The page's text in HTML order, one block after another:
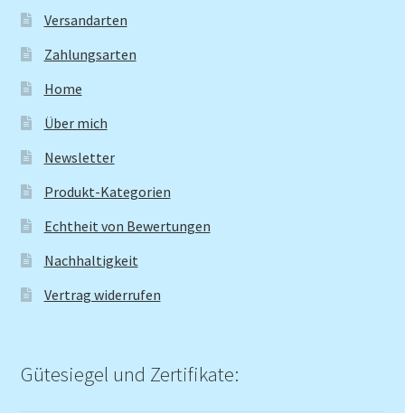
Versandarten
Zahlungsarten
Home
Über mich
Newsletter
Produkt-Kategorien
Echtheit von Bewertungen
Nachhaltigkeit
Vertrag widerrufen
Gütesiegel und Zertifikate: